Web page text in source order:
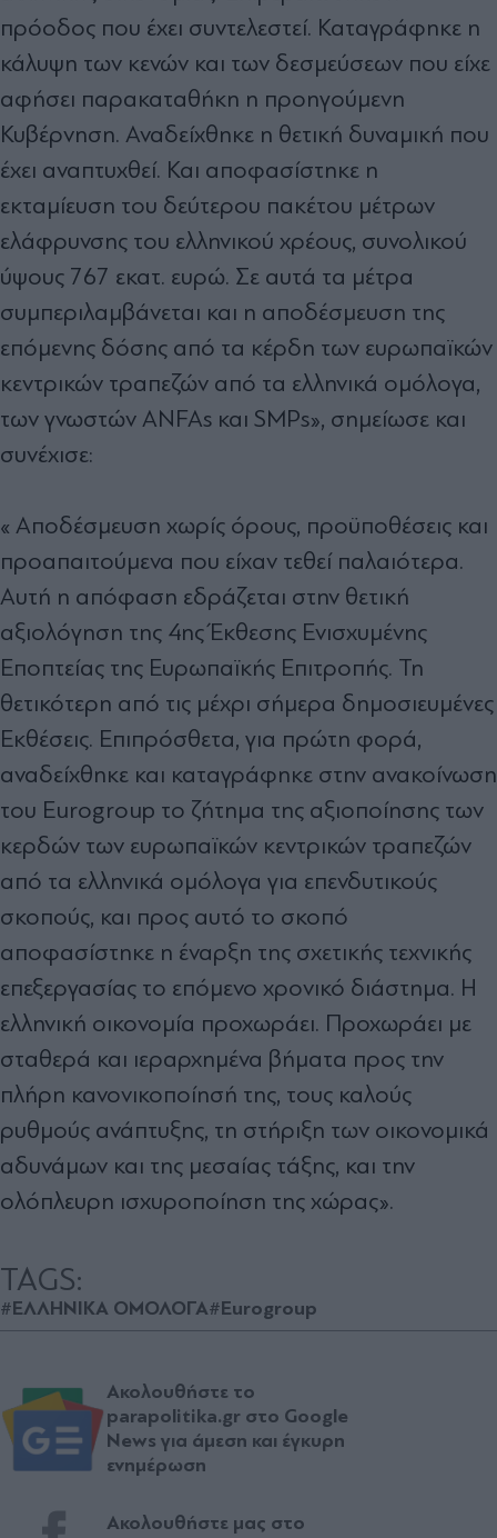
πρόοδος που έχει συντελεστεί. Καταγράφηκε η
κάλυψη των κενών και των δεσμεύσεων που είχε
αφήσει παρακαταθήκη η προηγούμενη
Κυβέρνηση. Αναδείχθηκε η θετική δυναμική που
έχει αναπτυχθεί. Και αποφασίστηκε η
εκταμίευση του δεύτερου πακέτου μέτρων
ελάφρυνσης του ελληνικού χρέους, συνολικού
ύψους 767 εκατ. ευρώ. Σε αυτά τα μέτρα
συμπεριλαμβάνεται και η αποδέσμευση της
επόμενης δόσης από τα κέρδη των ευρωπαϊκών
κεντρικών τραπεζών από τα ελληνικά ομόλογα,
των γνωστών ANFAs και SMPs», σημείωσε και
συνέχισε:
« Αποδέσμευση χωρίς όρους, προϋποθέσεις και
προαπαιτούμενα που είχαν τεθεί παλαιότερα.
Αυτή η απόφαση εδράζεται στην θετική
αξιολόγηση της 4ης Έκθεσης Ενισχυμένης
Εποπτείας της Ευρωπαϊκής Επιτροπής. Τη
θετικότερη από τις μέχρι σήμερα δημοσιευμένες
Εκθέσεις. Επιπρόσθετα, για πρώτη φορά,
αναδείχθηκε και καταγράφηκε στην ανακοίνωση
του Eurogroup το ζήτημα της αξιοποίησης των
κερδών των ευρωπαϊκών κεντρικών τραπεζών
από τα ελληνικά ομόλογα για επενδυτικούς
σκοπούς, και προς αυτό το σκοπό
αποφασίστηκε η έναρξη της σχετικής τεχνικής
επεξεργασίας το επόμενο χρονικό διάστημα. Η
ελληνική οικονομία προχωράει. Προχωράει με
σταθερά και ιεραρχημένα βήματα προς την
πλήρη κανονικοποίησή της, τους καλούς
ρυθμούς ανάπτυξης, τη στήριξη των οικονομικά
αδυνάμων και της μεσαίας τάξης, και την
ολόπλευρη ισχυροποίηση της χώρας».
TAGS:
#ΕΛΛΗΝΙΚΑ ΟΜΟΛΟΓΑ#Eurogroup
Ακολουθήστε το
parapolitika.gr στο Google
News για άμεση και έγκυρη
ενημέρωση
Ακολουθήστε μας στο